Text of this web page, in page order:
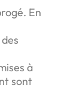
En
à
sont